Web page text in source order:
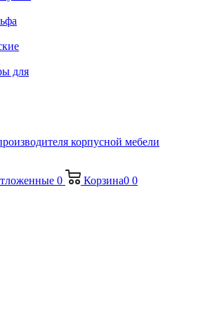
для
0 Корзина0 0